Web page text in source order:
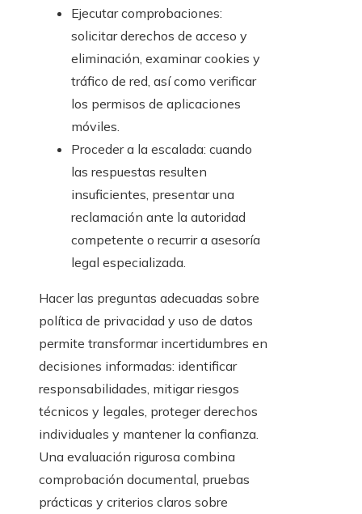
Ejecutar comprobaciones:
solicitar derechos de acceso y
eliminación, examinar cookies y
tráfico de red, así como verificar
los permisos de aplicaciones
móviles.
Proceder a la escalada: cuando
las respuestas resulten
insuficientes, presentar una
reclamación ante la autoridad
competente o recurrir a asesoría
legal especializada.
Hacer las preguntas adecuadas sobre
política de privacidad y uso de datos
permite transformar incertidumbres en
decisiones informadas: identificar
responsabilidades, mitigar riesgos
técnicos y legales, proteger derechos
individuales y mantener la confianza.
Una evaluación rigurosa combina
comprobación documental, pruebas
prácticas y criterios claros sobre